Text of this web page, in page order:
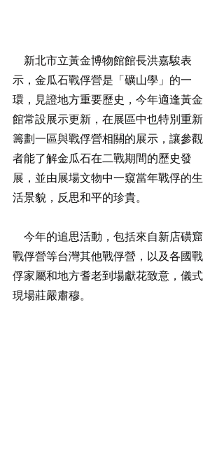
示，金瓜石戰俘營是「礦山學」的一
環，見證地方重要歷史，今年適逢黃金
館常設展示更新，在展區中也特別重新
籌劃一區與戰俘營相關的展示，讓參觀
者能了解金瓜石在二戰期間的歷史發
展，並由展場文物中一窺當年戰俘的生
活景貌，反思和平的珍貴。
戰俘營等台灣其他戰俘營，以及各國戰
俘家屬和地方耆老到場獻花致意，儀式
現場莊嚴肅穆。